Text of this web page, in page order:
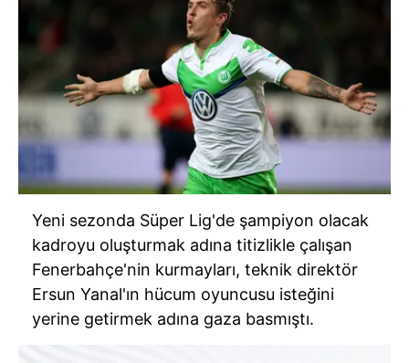
Yeni sezonda Süper Lig'de şampiyon olacak
kadroyu oluşturmak adına titizlikle çalışan
Fenerbahçe'nin kurmayları, teknik direktör
Ersun Yanal'ın hücum oyuncusu isteğini
yerine getirmek adına gaza basmıştı.